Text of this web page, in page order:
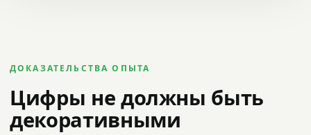
ДОКАЗАТЕЛЬСТВА ОПЫТА
Цифры не должны быть
декоративными